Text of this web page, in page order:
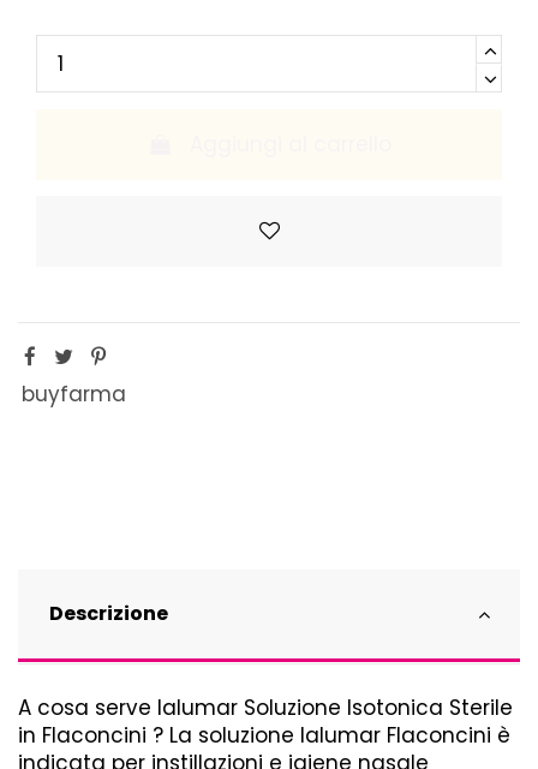
buyfarma
Descrizione
A cosa serve Ialumar Soluzione Isotonica Sterile
in Flaconcini ? La soluzione Ialumar Flaconcini è